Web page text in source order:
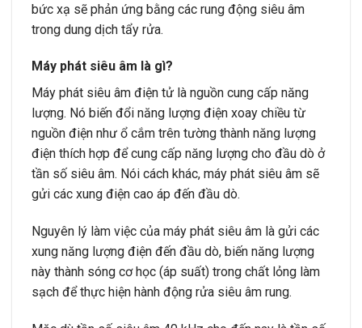
bức xạ sẽ phản ứng bằng các rung động siêu âm
trong dung dịch tẩy rửa.
Máy phát siêu âm là gì?
Máy phát siêu âm điện tử là nguồn cung cấp năng
lượng. Nó biến đổi năng lượng điện xoay chiều từ
nguồn điện như ổ cắm trên tường thành năng lượng
điện thích hợp để cung cấp năng lượng cho đầu dò ở
tần số siêu âm. Nói cách khác, máy phát siêu âm sẽ
gửi các xung điện cao áp đến đầu dò.
Nguyên lý làm việc của máy phát siêu âm là gửi các
xung năng lượng điện đến đầu dò, biến năng lượng
này thành sóng cơ học (áp suất) trong chất lỏng làm
sạch để thực hiện hành động rửa siêu âm rung.